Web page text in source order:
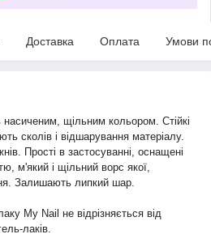
Доставка Оплата Умови
щільним кольором. Стійкі
сколів і відшарування матеріалу.
Прості в застосуванні, оснащені
м'який і щільний ворс якої,
Залишають липкий шар.
My Nail не відрізняється від
лаків.